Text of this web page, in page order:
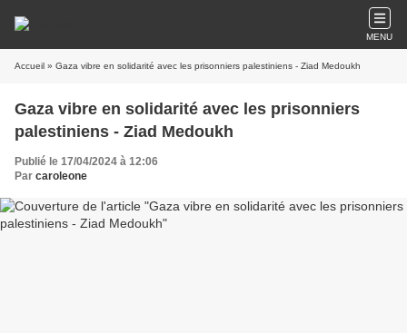
MENU
Accueil » Gaza vibre en solidarité avec les prisonniers palestiniens - Ziad Medoukh
Gaza vibre en solidarité avec les prisonniers
palestiniens - Ziad Medoukh
Publié le 17/04/2024 à 12:06
Par caroleone